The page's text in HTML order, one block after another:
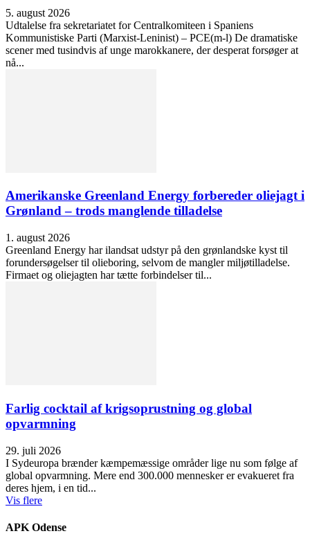
5. august 2026
Udtalelse fra sekretariatet for Centralkomiteen i Spaniens
Kommunistiske Parti (Marxist-Leninist) – PCE(m-l) De dramatiske
scener med tusindvis af unge marokkanere, der desperat forsøger at
nå...
Amerikanske Greenland Energy forbereder oliejagt i
Grønland – trods manglende tilladelse
1. august 2026
Greenland Energy har ilandsat udstyr på den grønlandske kyst til
forundersøgelser til olieboring, selvom de mangler miljøtilladelse.
Firmaet og oliejagten har tætte forbindelser til...
Farlig cocktail af krigsoprustning og global
opvarmning
29. juli 2026
I Sydeuropa brænder kæmpemæssige områder lige nu som følge af
global opvarmning. Mere end 300.000 mennesker er evakueret fra
deres hjem, i en tid...
Vis flere
APK Odense